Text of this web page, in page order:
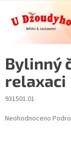
obsah
Bylinný
relaxaci
931501.01
Průměrné
Neohodnoceno